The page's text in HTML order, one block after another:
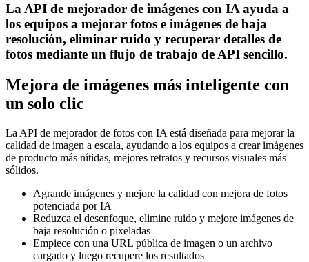
La API de mejorador de imágenes con IA ayuda a
los equipos a mejorar fotos e imágenes de baja
resolución, eliminar ruido y recuperar detalles de
fotos mediante un flujo de trabajo de API sencillo.
Mejora de imágenes más inteligente con
un solo clic
La API de mejorador de fotos con IA está diseñada para mejorar la
calidad de imagen a escala, ayudando a los equipos a crear imágenes
de producto más nítidas, mejores retratos y recursos visuales más
sólidos.
Agrande imágenes y mejore la calidad con mejora de fotos
potenciada por IA
Reduzca el desenfoque, elimine ruido y mejore imágenes de
baja resolución o pixeladas
Empiece con una URL pública de imagen o un archivo
cargado y luego recupere los resultados